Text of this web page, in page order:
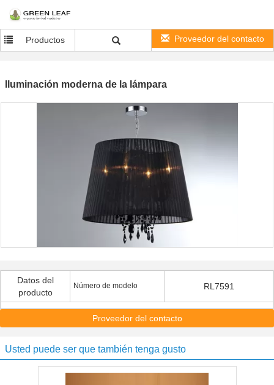
Productos Proveedor del contacto
Iluminación moderna de la lámpara
Datos del
producto
Número de modelo RL7591
Proveedor del contacto
Usted puede ser que también tenga gusto